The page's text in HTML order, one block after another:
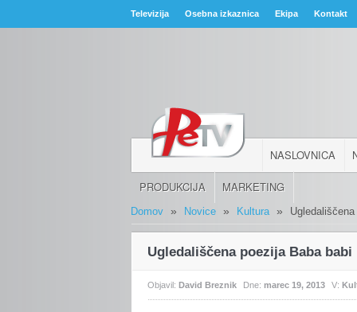
Televizija Osebna izkaznica Ekipa Kontakt
NASLOVNICA
PRODUKCIJA MARKETING
Domov » Novice » Kultura »
Ugledališčena poezija Baba babi
Objavil:David Breznik Dne:marec 19, 2013 V: